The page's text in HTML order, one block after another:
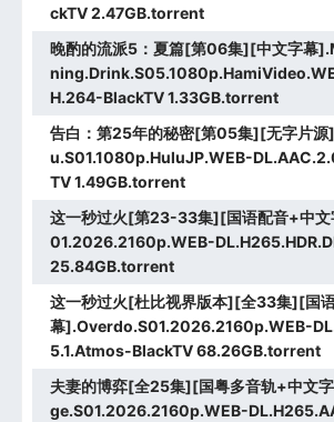
ckTV 2.47GB.torrent
晚酌的流派5：夏篇[第06集][中文字幕
H.264-BlackTV 1.33GB.torrent
告白：第25年的秘密[第05集][无字片
u.S01.1080p.HuluJP.WEB-
TV 1.49GB.torrent
这一秒过火[第23-33集][国语配音+中
01.2026.2160p.WEB-
25.84GB.torrent
这一秒过火[杜比视界版本][全33集][国
幕].Overdo.S01.2026.2160p.WEB-
5.1.Atmos-BlackTV 68.26GB.torrent
夫妻的博弈[全25集][国粤多音轨+中文
ge.S01.2026.2160p.WEB-